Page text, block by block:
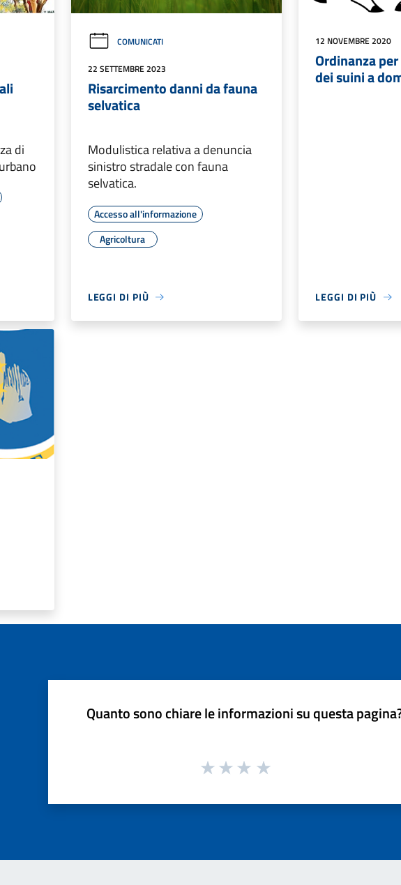
di
COMUNICATI
22 SETTEMBRE 2023
Risarcimento danni da fauna
selvatica
Modulistica relativa a denuncia
sinistro stradale con fauna
selvatica.
Accesso all'informazione
Agricoltura
LEGGI DI PIÙ
12 NOVEMBRE 2020
Ordinanza
dei suini a
LEGGI DI PIÙ
Quanto sono chiare le informazioni su questa